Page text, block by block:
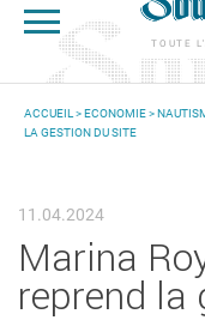
TOUTE
VOUS ÊTES ICI
ACCUEIL >ECONOMIE>
LA GESTION DU SITE
11.04.2024
Marina
reprend la